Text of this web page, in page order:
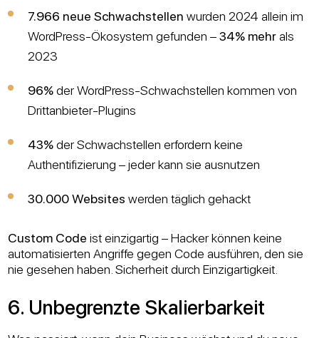
7.966 neue Schwachstellen wurden 2024 allein im
WordPress-Ökosystem gefunden –34% mehrals
2023
96%der WordPress-Schwachstellen kommen von
Drittanbieter-Plugins
43%der Schwachstellen erfordern keine
Authentifizierung – jeder kann sie ausnutzen
30.000 Websites werden täglich gehackt
Custom Code ist einzigartig – Hacker können keine
automatisierten Angriffe gegen Code ausführen, den sie
nie gesehen haben. Sicherheit durch Einzigartigkeit.
6. Unbegrenzte Skalierbarkeit